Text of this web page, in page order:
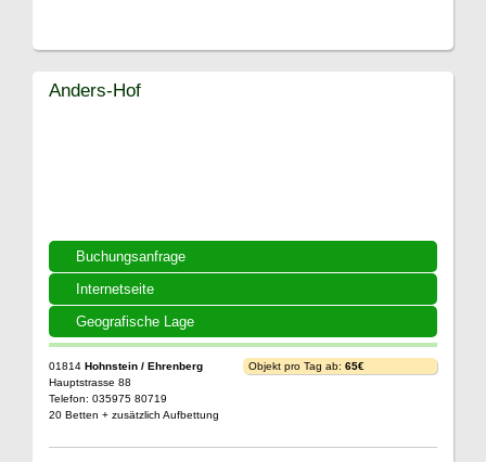
Buchungsanfrage
Internetseite
Geografische Lage
Anders-Hof
01814 Hohnstein / Ehrenberg
Hauptstrasse 88
Telefon: 035975 80719
20 Betten + zusätzlich Aufbettung
Objekt pro Tag ab: 65€